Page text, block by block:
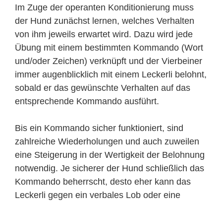
von ihm jeweils erwartet wird. Dazu wird jede
Übung mit einem bestimmten Kommando (Wort
und/oder Zeichen) verknüpft und der Vierbeiner
immer augenblicklich mit einem Leckerli belohnt,
sobald er das gewünschte Verhalten auf das
entsprechende Kommando ausführt.
Bis ein Kommando sicher funktioniert, sind
eine Steigerung in der Wertigkeit der Belohnung
notwendig. Je sicherer der Hund schließlich das
Kommando beherrscht, desto eher kann das
Leckerli gegen ein verbales Lob oder eine
Streicheleinheit ausgetauscht werden, bis die
Übung auch ohne Leckerli im Alltag klappt.